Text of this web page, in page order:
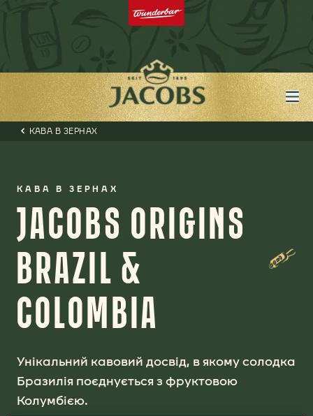
КАВА В ЗЕРНАХ
КАВА В ЗЕРНАХ
JACOBS ORIGINS
BRAZIL &
COLOMBIA
Унікальний кавовий досвід, в якому солодка
Бразилія поєднується з фруктовою
Колумбією.